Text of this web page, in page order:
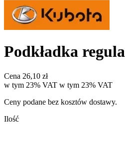
Podkładka
Cena 26,10 zł
w tym 23% VAT w tym 23% VAT
Ceny podane bez kosztów dostawy.
Ilość